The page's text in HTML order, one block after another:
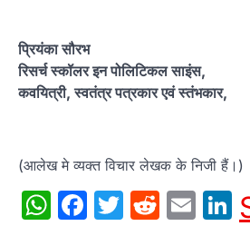
प्रियंका सौरभ
रिसर्च स्कॉलर इन पोलिटिकल साइंस,
कवयित्री, स्वतंत्र पत्रकार एवं स्तंभकार,
(आलेख मे व्यक्त विचार लेखक के निजी हैं।)
WhatsApp
Facebook
Twitter
Reddit